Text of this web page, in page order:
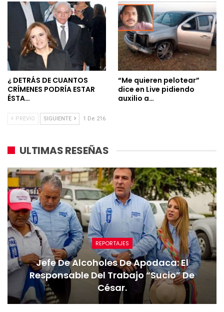
¿ DETRÁS DE CUANTOS
CRÍMENES PODRÍA ESTAR
ÉSTA…
“Me quieren pelotear”
dice en Live pidiendo
auxilio a…
PREVIO SIGUIENTE 1 De 216
ULTIMAS RESEÑAS
REPORTAJES
Jefe De Alcoholes De Apodaca: El
Responsable Del Trabajo “sucio” De
César.